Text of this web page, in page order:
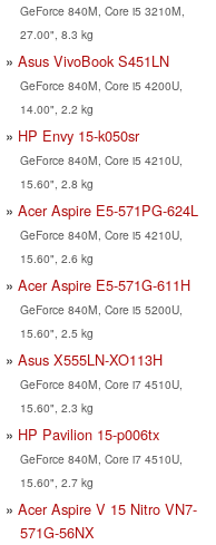
GeForce 840M, Core i5 3210M,
27.00", 8.3 kg
Asus VivoBook S451LN
GeForce 840M, Core i5 4200U,
14.00", 2.2 kg
HP Envy 15-k050sr
GeForce 840M, Core i5 4210U,
15.60", 2.8 kg
Acer Aspire E5-571PG-624L
GeForce 840M, Core i5 4210U,
15.60", 2.6 kg
Acer Aspire E5-571G-611H
GeForce 840M, Core i5 5200U,
15.60", 2.5 kg
Asus X555LN-XO113H
GeForce 840M, Core i7 4510U,
15.60", 2.3 kg
HP Pavilion 15-p006tx
GeForce 840M, Core i7 4510U,
15.60", 2.7 kg
Acer Aspire V 15 Nitro VN7-
571G-56NX